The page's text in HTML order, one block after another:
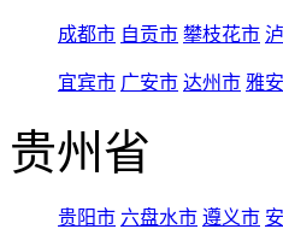
成都市 自贡市 攀枝花市
宜宾市 广安市 达州市 雅
贵州省
贵阳市 六盘水市 遵义市